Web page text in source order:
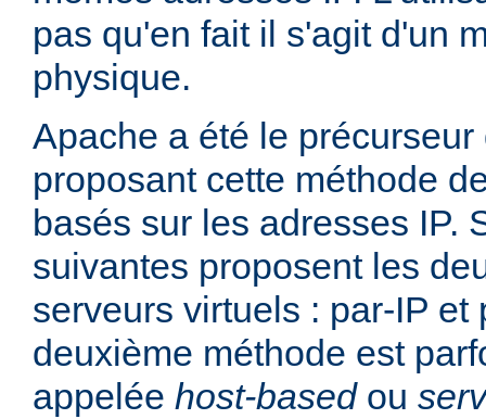
pas qu'en fait il s'agit d'un
physique.
Apache a été le
proposant cette méthode
basés sur les adresses IP.
suivantes proposent les
serveurs virtuels : par-IP et
deuxième méthode est
appelée host-basedou